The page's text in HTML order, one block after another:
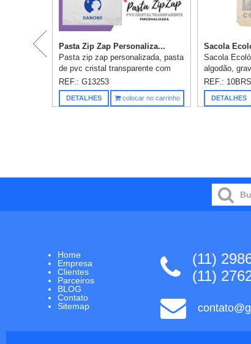
Pasta Zip Zap Personaliza...
Pasta zip zap personalizada, pasta
de pvc cristal transparente com
fechamento zip zap. OBS.: Para
prolongar a vida útil do material
pvc, atente-se as condi...
REF.: G13253
DETALHES colocar no carrinho
Sacola
Sacola
algodão,
incluso,
REF.:
DETALHES
Home
Empresa
Clientes
Parceiros
BLOG
Contato
Sitemap
(11)
(11)